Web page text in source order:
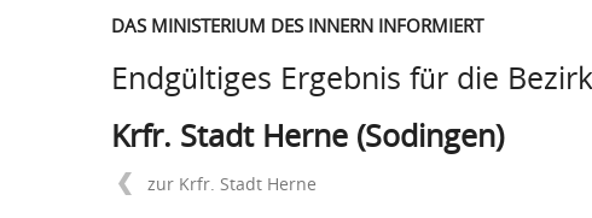
DAS MINISTERIUM DES INNERN INFORMIERT
Endgültiges Ergebnis für die
Krfr. Stadt Herne (Sodingen)
zur Krfr. Stadt Herne